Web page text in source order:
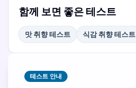
함께 보면 좋은 테스트
맛 취향 테스트 식감 취향 테스트
테스트 안내